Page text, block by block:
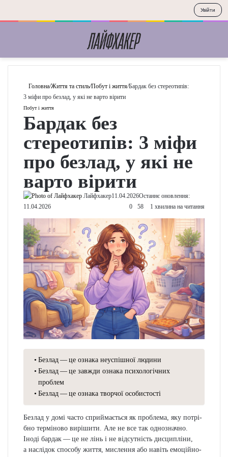
Головна/Життя та стиль/Побут і життя/Бардак
без стереотипів: 3 міфи про безлад, у які не варто
вірити
Побут і життя
Бардак без
стереотипів:
3 міфи про
безлад, у які
не варто
вірити
Лайфхакер11.04.2026Останнє оновлення:
11.04.2026
0 58 1 хвилина на читання
Безлад — це ознака неуспішної
людини
Безлад — це завжди ознака
психологічних проблем
Увійти